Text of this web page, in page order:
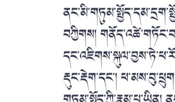
བཀྱིགས།
རྡུང་རྡེག་དང་།